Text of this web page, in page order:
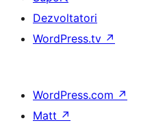
Dezvoltatori
WordPress.tv ↗
WordPress.com ↗
Matt ↗